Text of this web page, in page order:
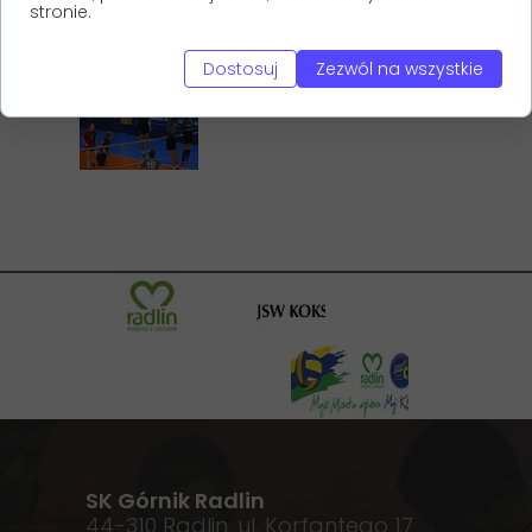
SK Górnik Radlin
44-310 Radlin. ul. Korfantego 17
stronie.
Dostosuj Zezwól na wszystkie